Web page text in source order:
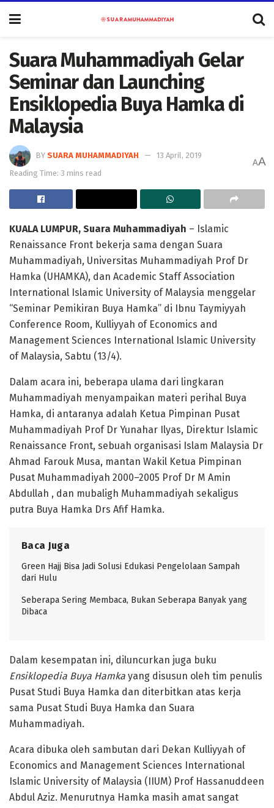
Suara Muhammadiyah Gelar
Seminar dan Launching
Ensiklopedia Buya Hamka di
Malaysia
BY SUARA MUHAMMADIYAH
13 April, 2019
Reading Time: 3 mins read
AA
KUALA LUMPUR, Suara Muhammadiyah – Islamic
Renaissance Front bekerja sama dengan Suara
Muhammadiyah, Universitas Muhammadiyah Prof Dr
Hamka (UHAMKA), dan Academic Staff Association
International Islamic University of Malaysia menggelar
“Seminar Pemikiran Buya Hamka” di Ibnu Taymiyyah
Conference Room, Kulliyyah of Economics and
Management Sciences International Islamic University
of Malaysia, Sabtu (13/4).
Dalam acara ini, beberapa ulama dari lingkaran
Muhammadiyah menyampaikan materi perihal Buya
Hamka, di antaranya adalah Ketua Pimpinan Pusat
Muhammadiyah Prof Dr Yunahar Ilyas, Direktur Islamic
Renaissance Front, sebuah organisasi Islam Malaysia Dr
Ahmad Farouk Musa, mantan Wakil Ketua Pimpinan
Pusat Muhammadiyah 2000–2005 Prof Dr M Amin
Abdullah , dan mubaligh Muhammadiyah sekaligus
putra Buya Hamka Drs Afif Hamka.
Baca Juga
Green Hajj Bisa Jadi Solusi Edukasi Pengelolaan Sampah
dari Hulu
Seberapa Sering Membaca, Bukan Seberapa Banyak yang
Dibaca
Dalam kesempatan ini, diluncurkan juga buku
Ensiklopedia Buya Hamka yang disusun oleh tim penulis
Pusat Studi Buya Hamka dan diterbitkan atas kerja
sama Pusat Studi Buya Hamka dan Suara
Muhammadiyah.
Acara dibuka oleh sambutan dari Dekan Kulliyyah of
Economics and Management Sciences International
Islamic University of Malaysia (IIUM) Prof Hassanuddeen
Abdul Aziz. Menurutnya Hamka masih amat sangat